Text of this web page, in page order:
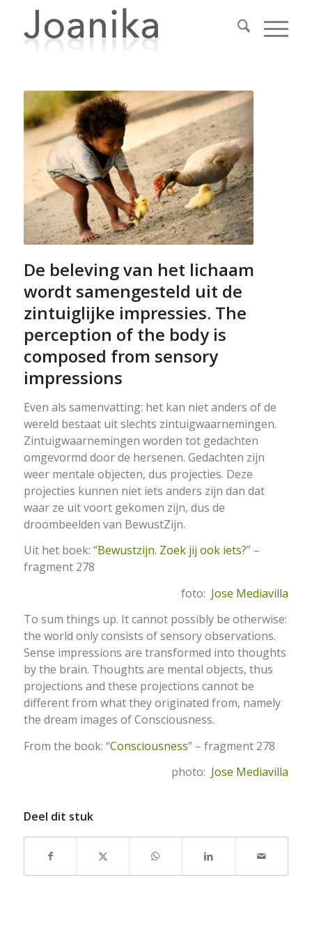
De beleving van het lichaam
wordt samengesteld uit de
zintuiglijke impressies. The
perception of the body is
composed from sensory
impressions
Even als samenvatting: het kan niet anders of de
wereld bestaat uit slechts zintuigwaarnemingen.
Zintuigwaarnemingen worden tot gedachten
omgevormd door de hersenen. Gedachten zijn
weer mentale objecten, dus projecties. Deze
projecties kunnen niet iets anders zijn dan dat
waar ze uit voort gekomen zijn, dus de
droombeelden van BewustZijn.
Uit het boek: “Bewustzijn. Zoek jij ook iets?” –
fragment 278
foto: Jose Mediavilla
To sum things up. It cannot possibly be otherwise:
the world only consists of sensory observations.
Sense impressions are transformed into thoughts
by the brain. Thoughts are mental objects, thus
projections and these projections cannot be
different from what they originated from, namely
the dream images of Consciousness.
From the book: “Consciousness” – fragment 278
photo: Jose Mediavilla
Deel dit stuk